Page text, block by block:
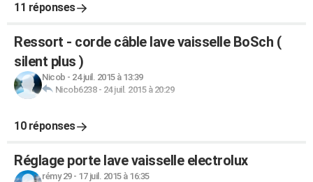
11 réponses
Ressort - corde câble lave vaisselle BoSch (
silent plus )
Nicob - 24 juil. 2015 à 13:39
Nicob6238- 24 juil. 2015 à 20:29
10 réponses
Réglage porte lave vaisselle electrolux
rémy 29- 17 juil. 2015 à 16:35